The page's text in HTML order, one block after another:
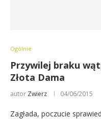
Ogólnie
Przywilej braku
Złota Dama
autor Zwierz 04/06/2015
Zagłada, poczucie